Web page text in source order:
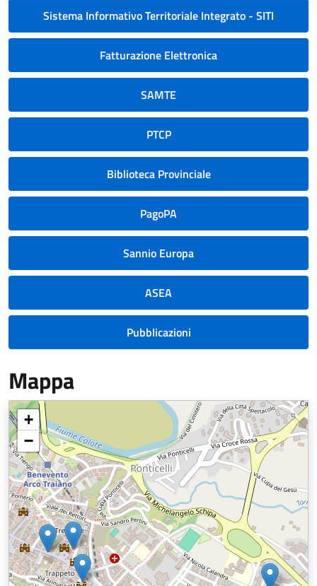
Sistema Informativo Territoriale Integrato - SITI
Fatturazione Elettronica
SAMTE
PTCP
Biblioteca Provinciale
PagoPA
Sannio Europa
ASEA
Pubblicazioni
Mappa
+
−